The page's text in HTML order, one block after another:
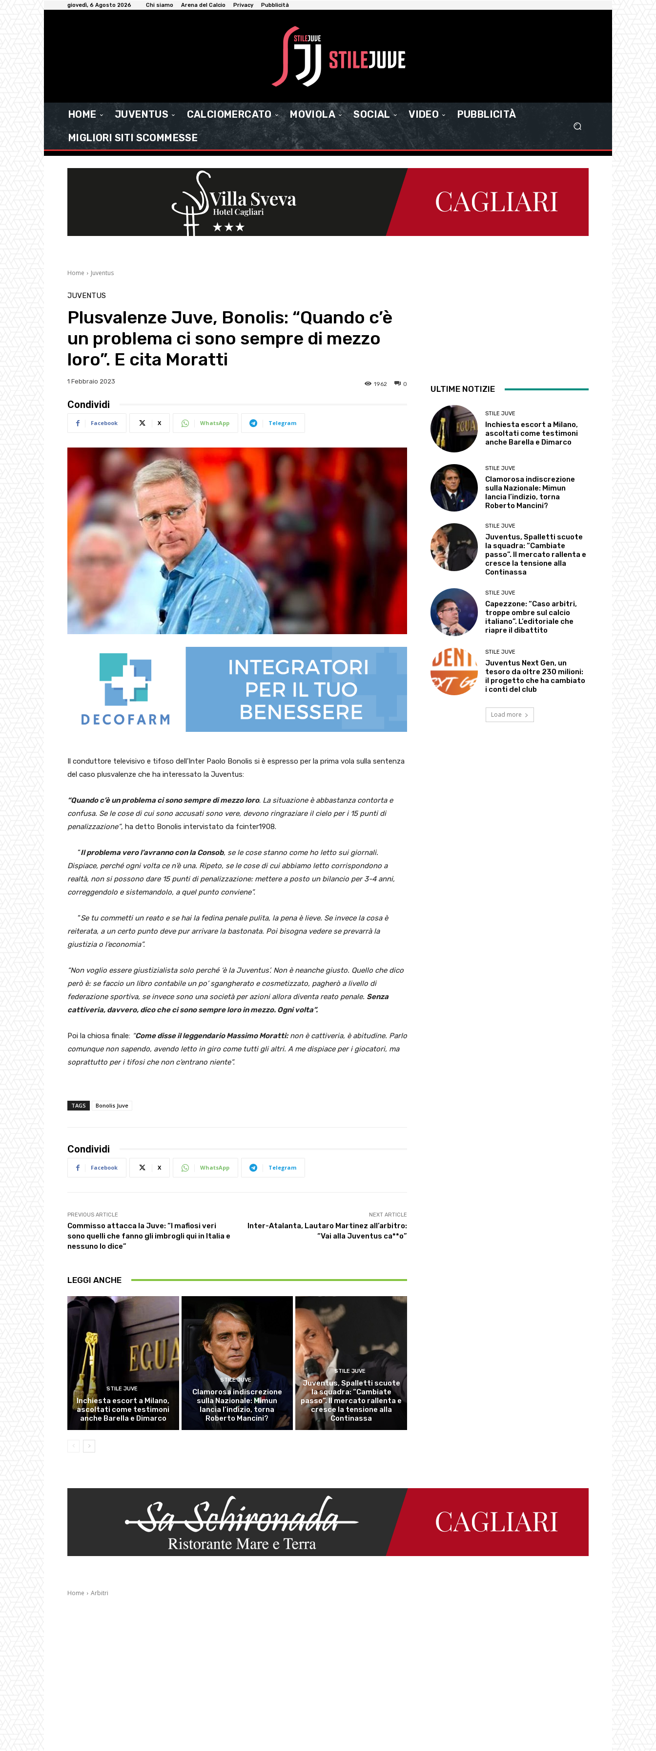
giovedì, 6 Agosto 2026 Chi siamo Arena del Calcio Privacy Pubblicità
HOME JUVENTUS CALCIOMERCATO MOVIOLA SOCIAL VIDEO
PUBBLICITÀ
MIGLIORI SITI SCOMMESSE
Home Juventus
JUVENTUS
Plusvalenze Juve, Bonolis: “Quando c’è
un problema ci sono sempre di mezzo
loro”. E cita Moratti
1 Febbraio 2023 0
1962
Condividi
Facebook X WhatsApp Telegram
Il conduttore televisivo e tifoso dell’Inter Paolo Bonolis si è espresso per la prima vola sulla sentenza
del caso plusvalenze che ha interessato la Juventus:
“Quando c’è un problema ci sono sempre di mezzo loro. La situazione è abbastanza contorta e
confusa. Se le cose di cui sono accusati sono vere, devono ringraziare il cielo per i 15 punti di
penalizzazione”, ha detto Bonolis intervistato da fcinter1908.
“Il problema vero l’avranno con la Consob, se le cose stanno come ho letto sui giornali.
Dispiace, perché ogni volta ce n’è una. Ripeto, se le cose di cui abbiamo letto corrispondono a
realtà, non si possono dare 15 punti di penalizzazione: mettere a posto un bilancio per 3-4 anni,
correggendolo e sistemandolo, a quel punto conviene”.
“Se tu commetti un reato e se hai la fedina penale pulita, la pena è lieve. Se invece la cosa è
reiterata, a un certo punto deve pur arrivare la bastonata. Poi bisogna vedere se prevarrà la
giustizia o l’economia”.
“Non voglio essere giustizialista solo perché ‘è la Juventus’. Non è neanche giusto. Quello che dico
però è: se faccio un libro contabile un po’ sgangherato e cosmetizzato, pagherò a livello di
federazione sportiva, se invece sono una società per azioni allora diventa reato penale. Senza
cattiveria, davvero, dico che ci sono sempre loro in mezzo. Ogni volta”.
Poi la chiosa finale: “Come disse il leggendario Massimo Moratti:non è cattiveria, è abitudine. Parlo
comunque non sapendo, avendo letto in giro come tutti gli altri. A me dispiace per i giocatori, ma
soprattutto per i tifosi che non c’entrano niente”.
TAGS Bonolis Juve
Condividi
Facebook X WhatsApp Telegram
PREVIOUS ARTICLE
Commisso attacca la Juve: “I mafiosi veri
sono quelli che fanno gli imbrogli qui in Italia e
nessuno lo dice”
NEXT ARTICLE
Inter-Atalanta, Lautaro Martinez all’arbitro:
“Vai alla Juventus ca**o”
LEGGI ANCHE
STILE JUVE
Inchiesta escort a Milano,
ascoltati come testimoni
anche Barella e Dimarco
STILE JUVE
Clamorosa indiscrezione
sulla Nazionale: Mimun
lancia l’indizio, torna
Roberto Mancini?
STILE JUVE
Juventus, Spalletti scuote
la squadra: “Cambiate
passo”. Il mercato rallenta e
cresce la tensione alla
Continassa
ULTIME NOTIZIE
STILE JUVE
Inchiesta escort a Milano,
ascoltati come testimoni
anche Barella e Dimarco
STILE JUVE
Clamorosa indiscrezione
sulla Nazionale: Mimun
lancia l’indizio, torna
Roberto Mancini?
STILE JUVE
Juventus, Spalletti scuote
la squadra: “Cambiate
passo”. Il mercato rallenta e
cresce la tensione alla
Continassa
STILE JUVE
Capezzone: “Caso arbitri,
troppe ombre sul calcio
italiano”. L’editoriale che
riapre il dibattito
STILE JUVE
Juventus Next Gen, un
tesoro da oltre 230 milioni:
il progetto che ha cambiato
i conti del club
Load more